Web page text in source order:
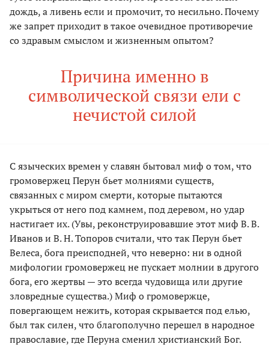
дождь, а ливень если и промочит, то несильно. Почему
же запрет приходит в такое очевидное противоречие
со здравым смыслом и жизненным опытом?
Причина именно в
символической связи ели с
нечистой силой
С языческих времен у славян бытовал миф о том, что
громовержец Перун бьет молниями существ,
связанных с миром смерти, которые пытаются
укрыться от него под камнем, под деревом, но удар
настигает их. (Увы, реконструировавшие этот миф В. В.
Иванов и В. Н. Топоров считали, что так Перун бьет
Велеса, бога преисподней, что неверно: ни в одной
мифологии громовержец не пускает молнии в другого
бога, его жертвы — это всегда чудовища или другие
зловредные существа.) Миф о громовержце,
повергающем нежить, которая скрывается под елью,
был так силен, что благополучно перешел в народное
православие, где Перуна сменил христианский Бог.